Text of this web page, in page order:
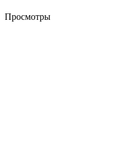
Просмотры